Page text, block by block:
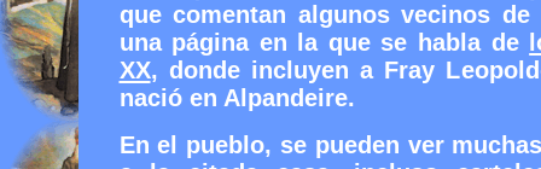
que comentan algunos vecinos
una página en la que se habla de
XX, donde incluyen a Fray
nació en Alpandeire.
En el pueblo, se pueden ver